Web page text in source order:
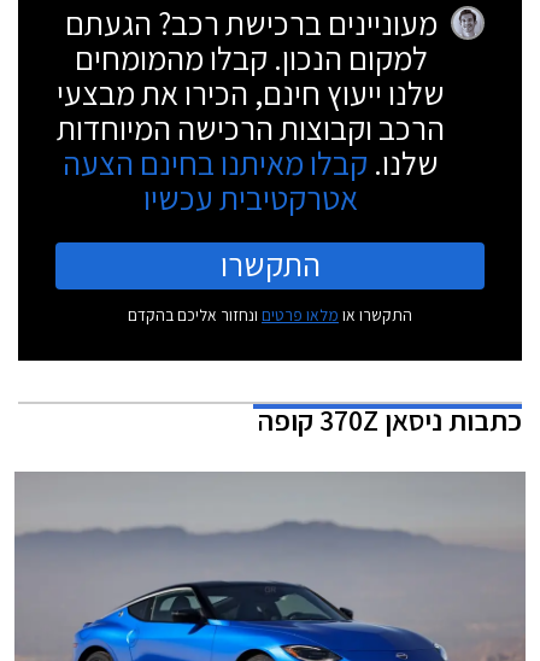
מעוניינים ברכישת רכב? הגעתם
למקום הנכון. קבלו מהמומחים
שלנו ייעוץ חינם, הכירו את מבצעי
הרכב וקבוצות הרכישה המיוחדות
שלנו. קבלו מאיתנו בחינם הצעה
אטרקטיבית עכשיו
התקשרו
התקשרו או מלאו פרטים ונחזור אליכם בהקדם
כתבותניסאן 370Z קופה